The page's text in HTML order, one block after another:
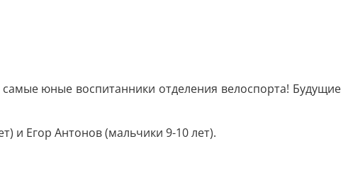
юные воспитанники отделения велоспорта! Будущие
и Егор Антонов (мальчики 9-10 лет).